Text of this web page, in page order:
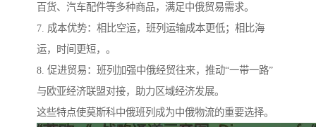
百货、汽车配件等多种商品，满足中俄贸易需求。
7. 成本优势：相比空运，班列运输成本更低；相比海
运，时间更短，。
8. 促进贸易：班列加强中俄经贸往来，推动“一带一路”
与欧亚经济联盟对接，助力区域经济发展。
这些特点使莫斯科中俄班列成为中俄物流的重要选择。